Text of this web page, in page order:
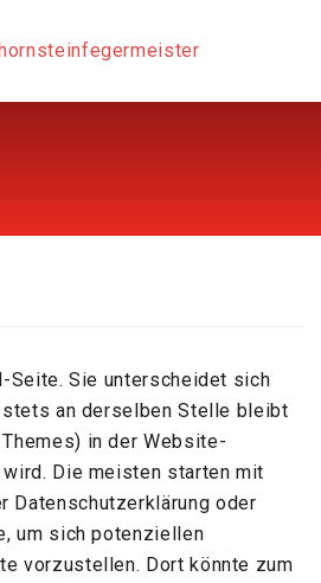
Seite. Sie unterscheidet sich
an derselben Stelle bleibt
in der Website-
Die meisten starten mit
Datenschutzerklärung oder
um sich potenziellen
vorzustellen. Dort könnte zum